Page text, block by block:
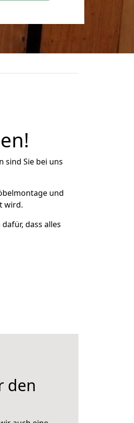
sind Sie bei uns
und
wird.
dass alles
den